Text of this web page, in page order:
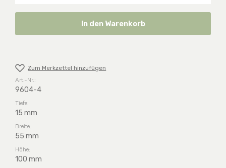
In den Warenkorb
Zum Merkzettel hinzufügen
Art.-Nr.:
9604-4
Tiefe:
15 mm
Breite:
55 mm
Höhe:
100 mm